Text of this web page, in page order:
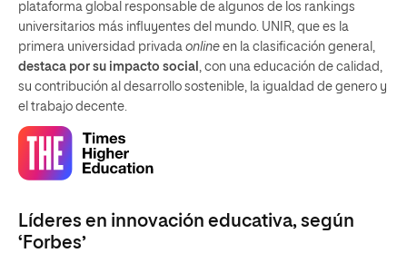
plataforma global responsable de algunos de los rankings
universitarios más influyentes del mundo. UNIR, que es la
primera universidad privada online en la clasificación general,
destaca por su impacto social , con una educación de calidad,
su contribución al desarrollo sostenible, la igualdad de genero y
el trabajo decente.
Líderes en innovación educativa, según
‘Forbes’